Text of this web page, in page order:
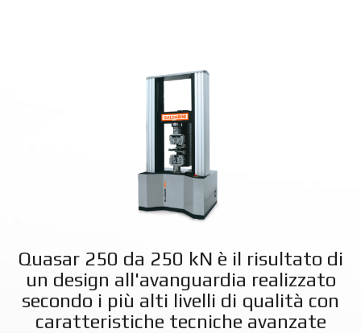
Quasar 250 da 250 kN è il risultato di
un design all'avanguardia realizzato
secondo i più alti livelli di qualità con
caratteristiche tecniche avanzate